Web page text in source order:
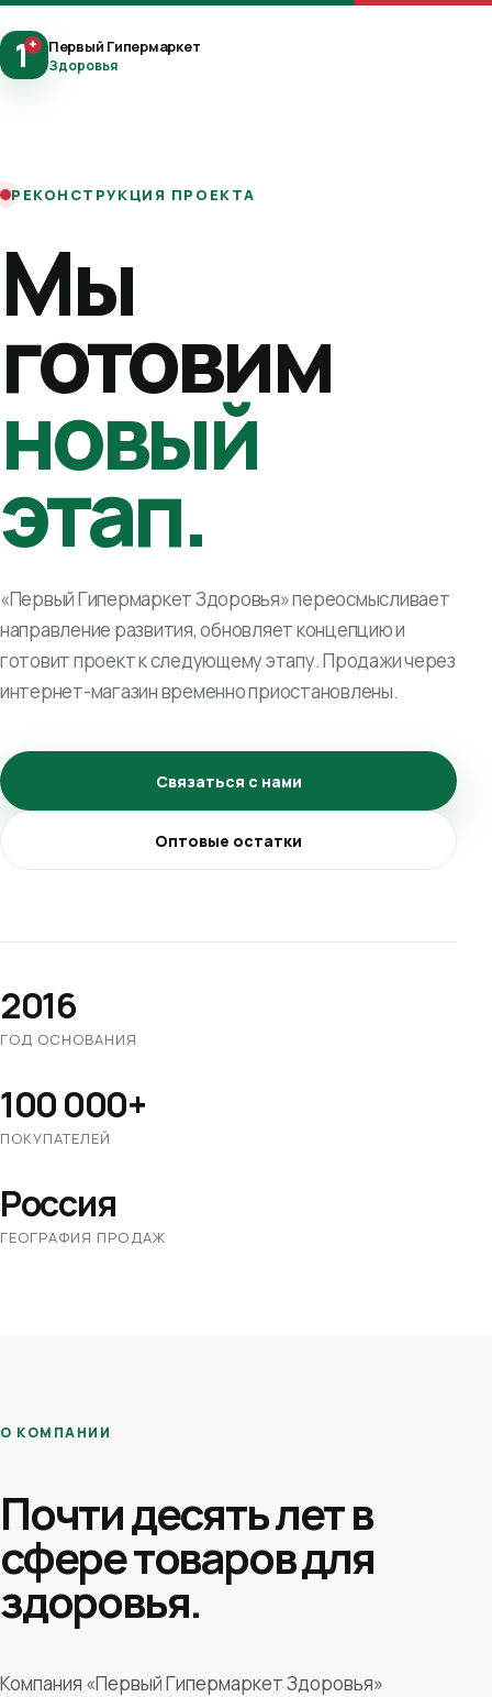
1+ Первый Гипермаркет
Здоровья
РЕКОНСТРУКЦИЯ ПРОЕКТА
Мы
готовим
новый
этап.
«Первый Гипермаркет Здоровья» переосмысливает
направление развития, обновляет концепцию и
готовит проект к следующему этапу. Продажи через
интернет-магазин временно приостановлены.
Связаться с нами
Оптовые остатки
2016
ГОД ОСНОВАНИЯ
100 000+
ПОКУПАТЕЛЕЙ
Россия
ГЕОГРАФИЯ ПРОДАЖ
О КОМПАНИИ
Почти десять лет в
сфере товаров для
здоровья.
Компания «Первый Гипермаркет Здоровья»